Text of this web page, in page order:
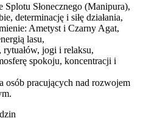
Splotu Słonecznego (Manipura),
determinację i siłę działania,
Ametyst i Czarny Agat,
lasu,
jogi i relaksu,
spokoju, koncentracji i
osób pracujących nad rozwojem